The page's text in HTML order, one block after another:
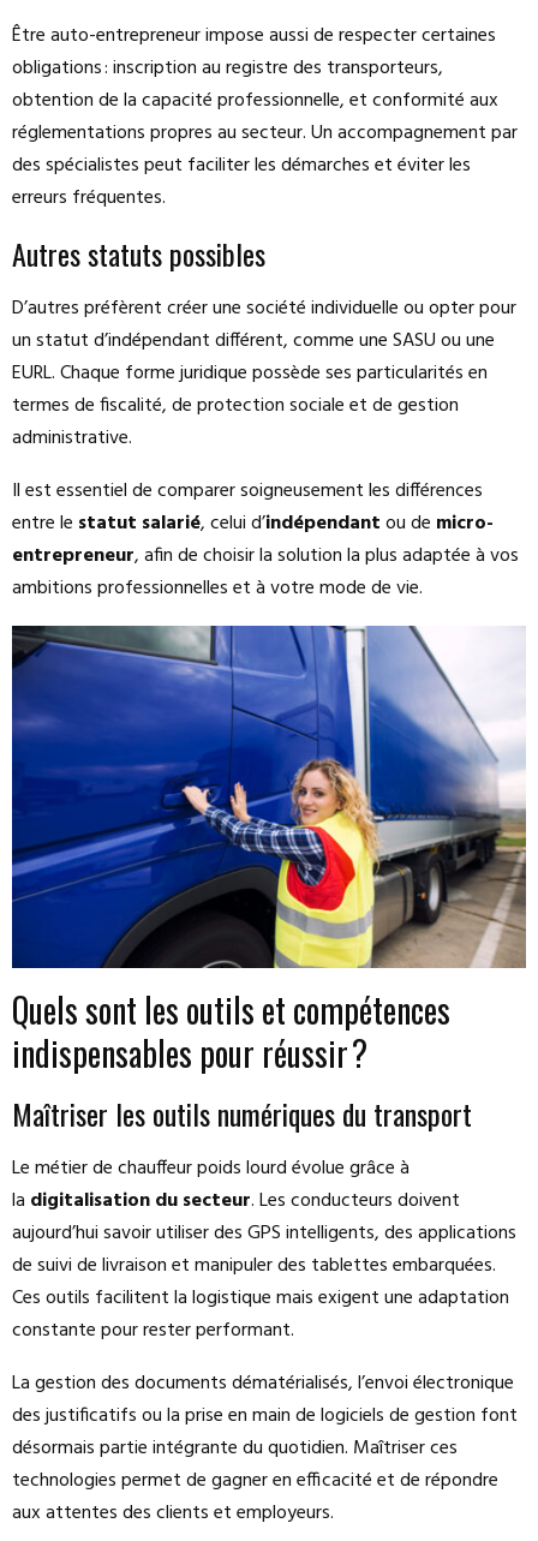
Être auto-entrepreneur impose aussi de respecter certaines
obligations : inscription au registre des transporteurs,
obtention de la capacité professionnelle, et conformité aux
réglementations propres au secteur. Un accompagnement par
des spécialistes peut faciliter les démarches et éviter les
erreurs fréquentes.
Autres statuts possibles
D’autres préfèrent créer une société individuelle ou opter pour
un statut d’indépendant différent, comme une SASU ou une
EURL. Chaque forme juridique possède ses particularités en
termes de fiscalité, de protection sociale et de gestion
administrative.
Il est essentiel de comparer soigneusement les différences
entre le statut salarié, celui d’indépendantou de micro-
entrepreneur, afin de choisir la solution la plus adaptée à vos
ambitions professionnelles et à votre mode de vie.
Quels sont les outils et compétences
indispensables pour réussir ?
Maîtriser les outils numériques du transport
Le métier de chauffeur poids lourd évolue grâce à
la digitalisation du secteur. Les conducteurs doivent
aujourd’hui savoir utiliser des GPS intelligents, des applications
de suivi de livraison et manipuler des tablettes embarquées.
Ces outils facilitent la logistique mais exigent une adaptation
constante pour rester performant.
La gestion des documents dématérialisés, l’envoi électronique
des justificatifs ou la prise en main de logiciels de gestion font
désormais partie intégrante du quotidien. Maîtriser ces
technologies permet de gagner en efficacité et de répondre
aux attentes des clients et employeurs.